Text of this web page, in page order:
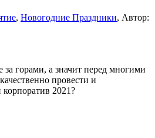
, Новогодние Праздники, Автор:
горами, а значит перед многими
провести и
корпоратив 2021?